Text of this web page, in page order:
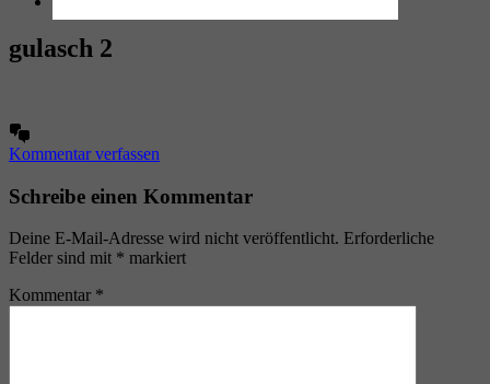
gulasch 2
Kommentar verfassen
Schreibe einen Kommentar
Deine E-Mail-Adresse wird nicht veröffentlicht. Erforderliche
Felder sind mit * markiert
Kommentar *